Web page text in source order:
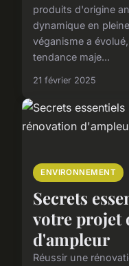
produits d'origine
dynamique en
véganisme a
tendance maje...
21 février 2025
ENVIRONNEMENT
Secrets
votre projet
d'ampleur
Réussir une